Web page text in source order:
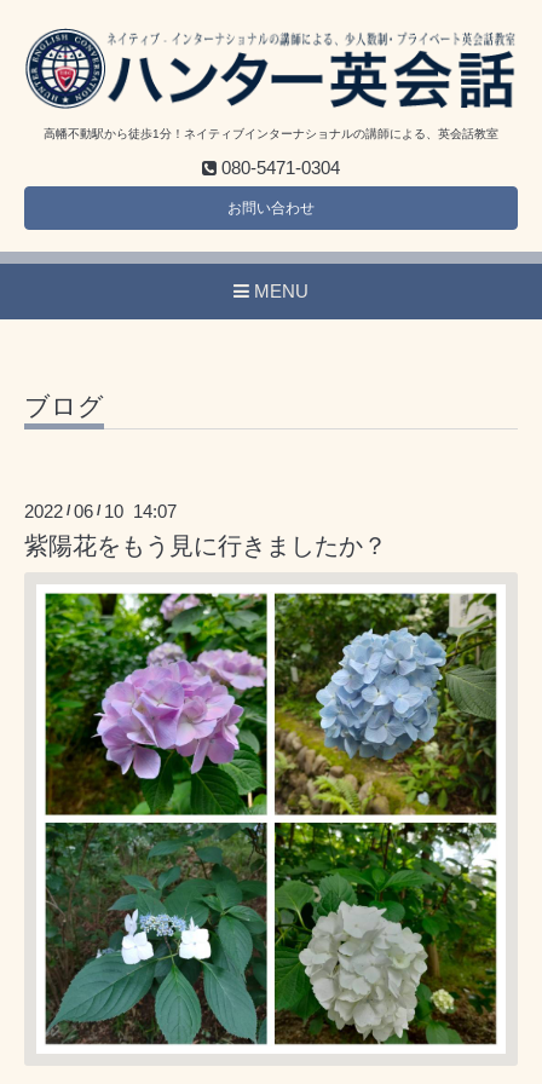
高幡不動駅から徒歩1分！ネイティブインターナショナルの講師による、英会話教室
080-5471-0304
お問い合わせ
MENU
ブログ
2022 /06 / 10 14:07
紫陽花をもう見に行きましたか？